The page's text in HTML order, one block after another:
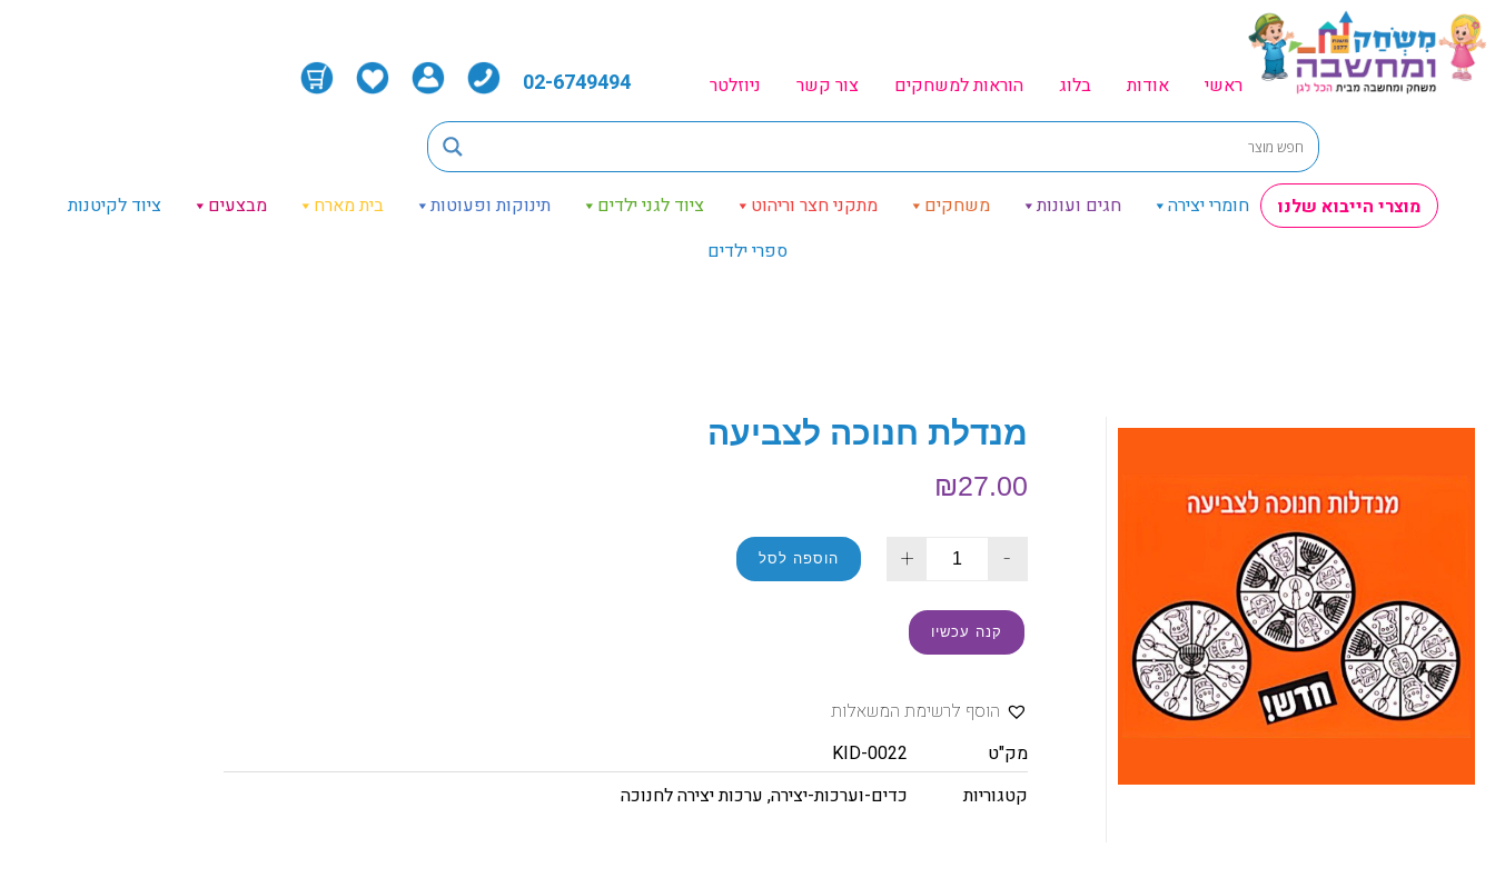
ראשי אודות בלוג הוראות למשחקים צור קשר ניוזלטר 02-6749494
מוצרי הייבוא שלנו חומרי יצירה חגים ועונות משחקים מתקני חצר וריהוט ציוד לגני ילדים תינוקות ופעוטות בית מארח מבצעים
ציוד לקיטנות
ספרי ילדים
מנדלת חנוכה לצביעה
₪27.00
-
+ הוספה לסל
קנה עכשיו
הוסף לרשימת המשאלות
מק"ט
KID-0022
קטגוריות
כדים-וערכות-יצירה, ערכות יצירה לחנוכה